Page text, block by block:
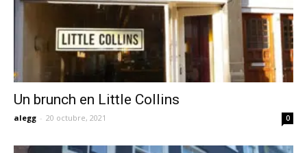
Un brunch en Little Collins
alegg - 20 octubre, 2021 0